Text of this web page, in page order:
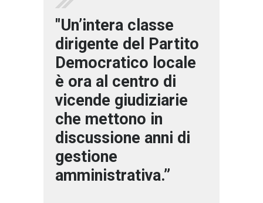
"Un’intera classe
dirigente del Partito
Democratico locale
è ora al centro di
vicende giudiziarie
che mettono in
discussione anni di
gestione
amministrativa.”